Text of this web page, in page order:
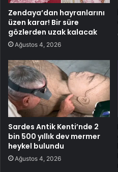
Zendaya’dan hayranlarını
üzen karar! Bir süre
gözlerden uzak kalacak
Ağustos 4, 2026
Sardes Antik Kenti’nde 2
bin 500 yıllık dev mermer
heykel bulundu
Ağustos 4, 2026